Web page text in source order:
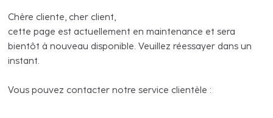
Chère cliente, cher client,
cette page est actuellement en maintenance et sera
bientôt à nouveau disponible. Veuillez réessayer dans un
instant.
Vous pouvez contacter notre service clientèle :